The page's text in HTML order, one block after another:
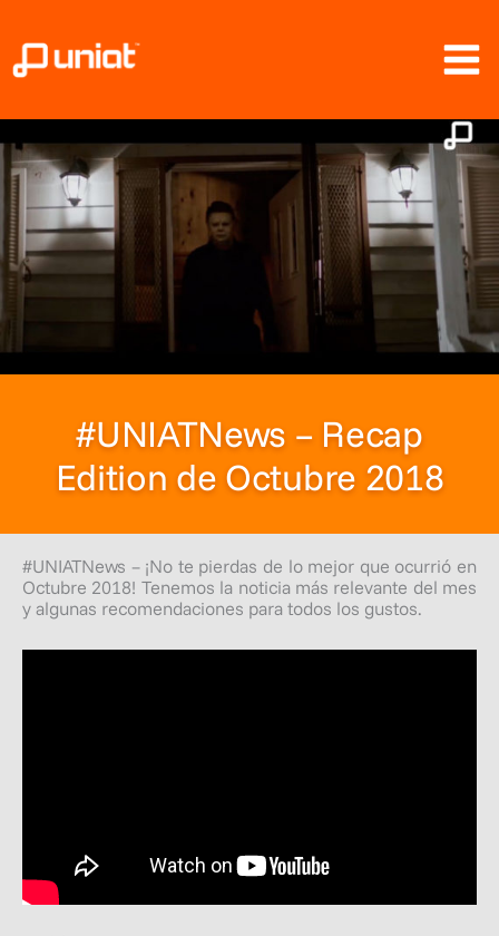
contenido
#UNIATNews – Recap
Edition de Octubre 2018
#UNIATNews – ¡No te pierdas de lo mejor que ocurrió en
Octubre 2018! Tenemos la noticia más relevante del mes
y algunas recomendaciones para todos los gustos.